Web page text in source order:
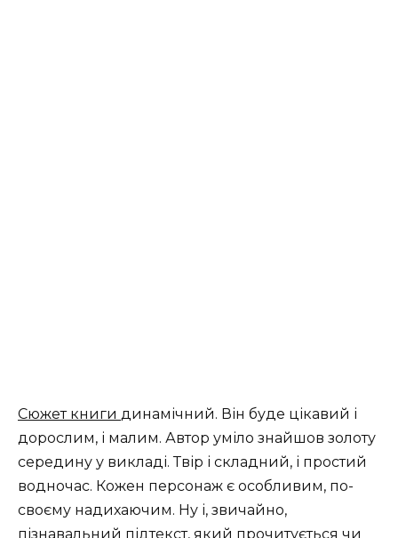
Сюжет книги динамічний. Він буде цікавий і
дорослим, і малим. Автор уміло знайшов золоту
середину у викладі. Твір і складний, і простий
водночас. Кожен персонаж є особливим, по-
своєму надихаючим. Ну і, звичайно,
пізнавальний підтекст, який прочитується чи